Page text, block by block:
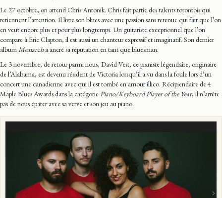
Le 27 octobre, on attend Chris Antonik. Chris fait partie des talents torontois qui
retiennent l’attention. Il livre son blues avec une passion sans retenue qui fait que l’on
en veut encore plus et pour plus longtemps. Un guitariste exceptionnel que l’on
compare à Eric Clapton, il est aussi un chanteur expressif et imaginatif. Son dernier
albumMonarch a ancré sa réputation en tant que bluesman.
Le 3 novembre, de retour parmi nous, David Vest, ce pianiste légendaire, originaire
de l’Alabama, est devenu résident de Victoria lorsqu’il a vu dans la foule lors d’un
concert une canadienne avec qui il est tombé en amour illico. Récipiendaire de 4
Maple Blues Awards dans la catégoriePiano/Keyboard Player of the Year, il n’arrête
pas de nous épater avec sa verve et son jeu au piano.